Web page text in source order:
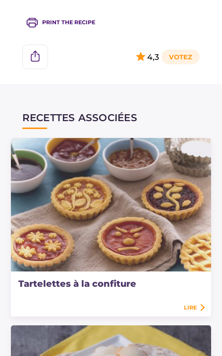
PRINT THE RECIPE
4,3
RECETTES ASSOCIÉES
Tartelettes à la confiture
LIRE